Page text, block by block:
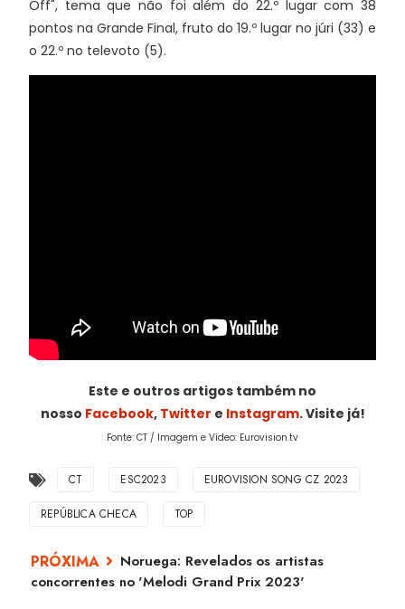
Off", tema que não foi além do 22.º lugar com 38
pontos na Grande Final, fruto do 19.º lugar no júri (33) e
o 22.º no televoto (5).
Este e outros artigos também no
nosso Facebook, Twitter e Instagram. Visite já!
Fonte: CT / Imagem e Vídeo: Eurovision.tv
CT ESC2023 EUROVISION SONG CZ 2023
REPÚBLICA CHECA TOP
Noruega: Revelados os artistas
concorrentes no 'Melodi Grand Prix 2023'